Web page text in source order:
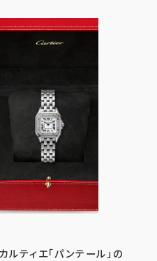
ティエ「パンテール」の